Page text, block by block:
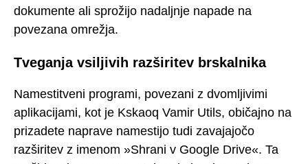
dokumente ali sprožijo nadaljnje napade na
povezana omrežja.
Tveganja vsiljivih razširitev brskalnika
Namestitveni programi, povezani z dvomljivimi
aplikacijami, kot je Kskaoq Vamir Utils, običajno na
prizadete naprave namestijo tudi zavajajočo
razširitev z imenom »Shrani v Google Drive«. Ta